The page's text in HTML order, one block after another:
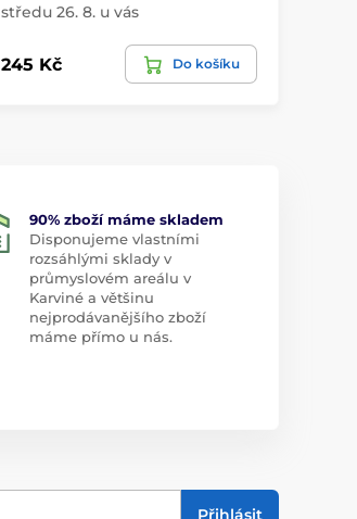
středu 26. 8. u vás
245 Kč Do košíku
90% zboží máme skladem
Disponujeme vlastními
rozsáhlými sklady v
průmyslovém areálu v
Karviné a většinu
nejprodávanějšího zboží
máme přímo u nás.
Přihlásit